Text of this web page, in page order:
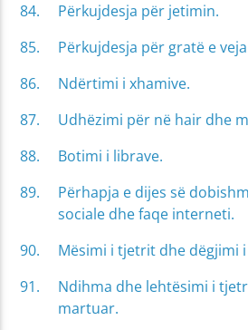
Përkujdesja për jetimin.
Përkujdesja për gratë e
Ndërtimi i xhamive.
Udhëzimi për në hair dhe
Botimi i librave.
Përhapja e dijes së
sociale dhe faqe interneti.
Mësimi i tjetrit dhe dëgjimi i
Ndihma dhe lehtësimi i
martuar.